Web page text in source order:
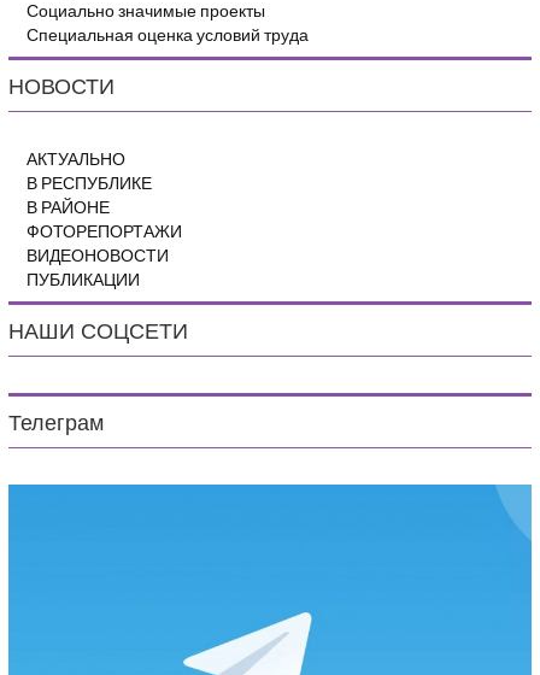
Социально значимые проекты
Специальная оценка условий труда
НОВОСТИ
АКТУАЛЬНО
В РЕСПУБЛИКЕ
В РАЙОНЕ
ФОТОРЕПОРТАЖИ
ВИДЕОНОВОСТИ
ПУБЛИКАЦИИ
НАШИ СОЦСЕТИ
Телеграм